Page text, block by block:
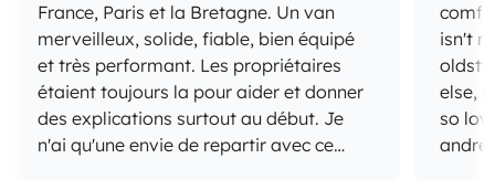
France, Paris et la Bretagne. Un van
merveilleux, solide, fiable, bien équipé
et très performant. Les propriétaires
étaient toujours la pour aider et donner
des explications surtout au début. Je
n'ai qu'une envie de repartir avec ce
isn't
else,
so